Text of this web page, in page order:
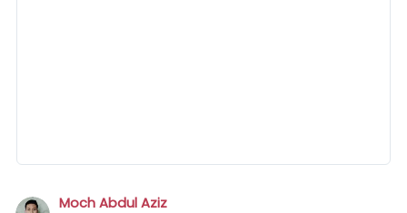
Moch Abdul Aziz